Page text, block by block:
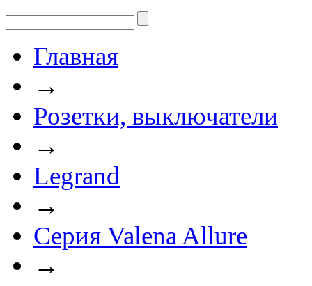
Главная
→
Розетки, выключатели
→
Legrand
→
Серия Valena Allure
→